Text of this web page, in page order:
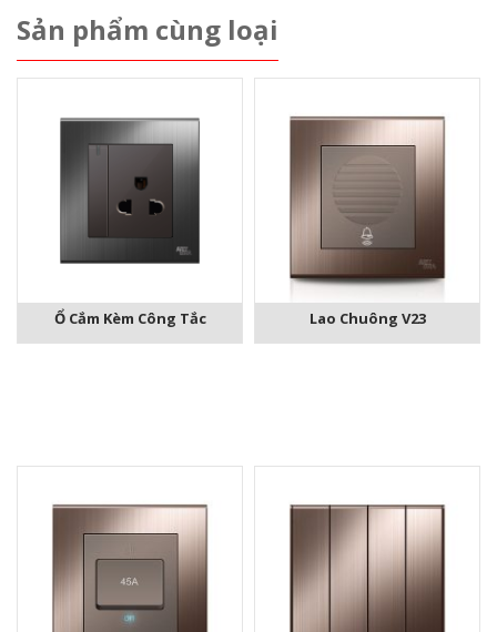
Sản phẩm cùng loại
Ổ Cắm Kèm Công Tắc Lao Chuông V23